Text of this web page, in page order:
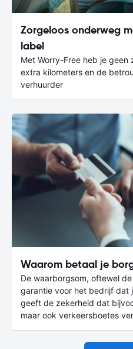
Zorgeloos onderweg
label
Met Worry-Free heb je
extra kilometers en de
verhuurder
Waarom betaal je
De waarborgsom, oftewel
garantie voor het bedrijf dat
geeft de zekerheid dat
maar ook verkeersboetes